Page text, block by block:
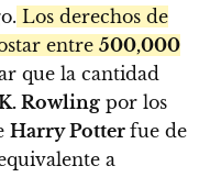
Los derechos de
entre 500,000
que la cantidad
Rowling por los
Harry Potter fue de
a